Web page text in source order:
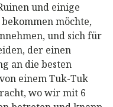
und einige
möchte,
und sich für
der einen
an die besten
einem Tuk-Tuk
wo wir mit 6